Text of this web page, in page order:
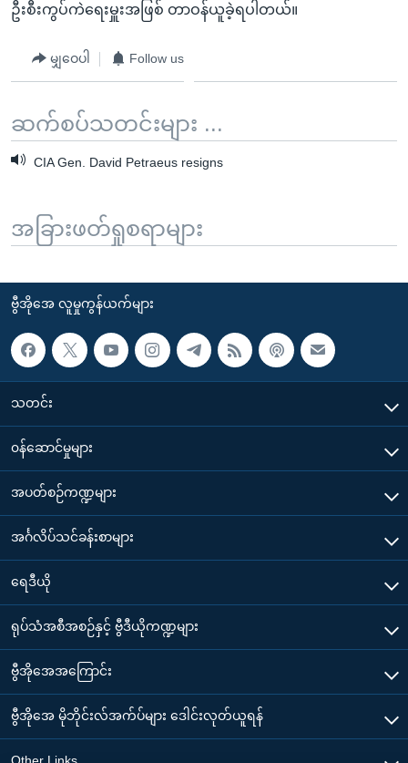
ဦးစီးကွပ်ကဲရေးမှူးအဖြစ် တာဝန်ယူခဲ့ရပါတယ်။
မျှဝေပါ Follow us
ဆက်စပ်သတင်းများ ...
CIA Gen. David Petraeus resigns
အခြားဖတ်ရှုစရာများ
ဗွီအိုအေ လူမှုကွန်ယက်များ
သတင်း
၀န်ဆောင်မှုများ
အပတ်စဉ်ကဏ္ဍများ
အင်္ဂလိပ်သင်ခန်းစာများ
ရေဒီယို
ရုပ်သံအစီအစဉ်နှင့် ဗွီဒီယိုကဏ္ဍများ
ဗွီအိုအေအကြောင်း
ဗွီအိုအေ မိုဘိုင်းလ်အက်ပ်များ ဒေါင်းလုတ်ယူရန်